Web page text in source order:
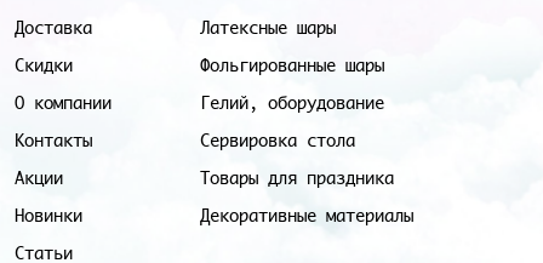
Доставка
Скидки
О компании
Контакты
Акции
Новинки
Статьи
Латексные шары
Фольгированные шары
Гелий, оборудование
Сервировка стола
Товары для праздника
Декоративные материалы